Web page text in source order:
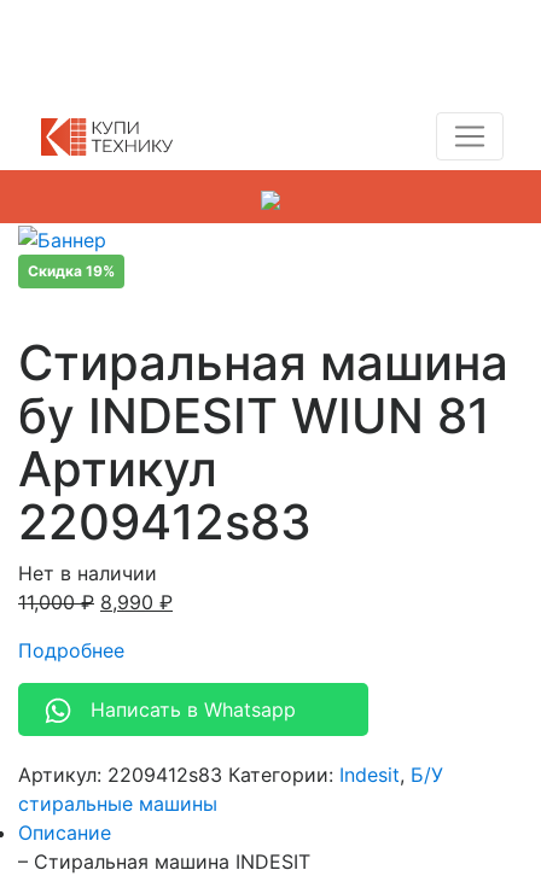
Скидка 19%
Стиральная машина
бу INDESIT WIUN 81
Артикул
2209412s83
Нет в наличии
11,000₽ 8,990 ₽
Подробнее
Написать в Whatsapp
Артикул: 2209412s83 Категории: Indesit, Б/У
стиральные машины
Описание
– Стиральная машина INDESIT